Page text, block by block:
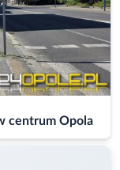
centrum Opola